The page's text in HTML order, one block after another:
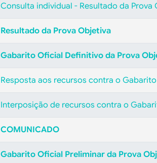
Consulta individual - Resultado da Prova
Resultado da Prova Objetiva
Gabarito Oficial Definitivo da Prova
Resposta aos recursos contra o
Interposição de recursos contra o
COMUNICADO
Gabarito Oficial Preliminar da Prova